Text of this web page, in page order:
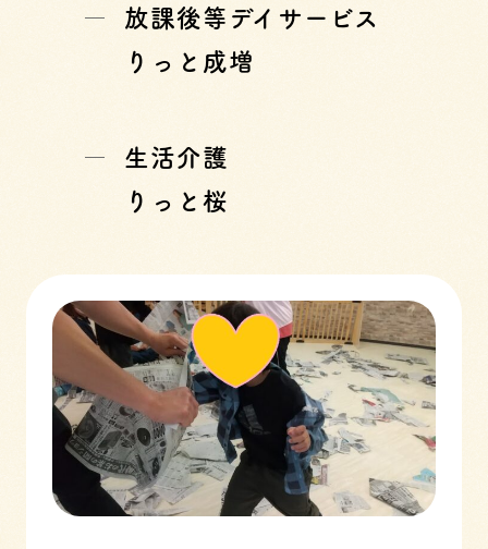
放課後等デイサービス
りっと成増
生活介護
りっと桜